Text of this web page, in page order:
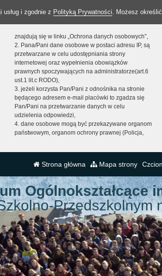
i zgodnie z Polityką Prywatności. Możesz
znajdują się w linku „Ochrona danych osobowych”,
2. Pana/Pani dane osobowe w postaci adresu IP, są
przetwarzane w celu udostępniania strony
internetowej oraz wypełnienia obowiązków
prawnych spoczywających na administratorze(art.6
ust.1 lit.c RODO),
3. jeżeli korzysta Pan/Pani z odnośnika na stronie
będącego adresem e-mail placówki to zgadza się
Pan/Pani na przetwarzanie danych w celu
udzielenia odpowiedzi,
4. dane osobowe mogą być przekazywane organom
państwowym, organom ochrony prawnej (Policja,
Strona główna Mapa strony
Ogólnokształcące
Przedszkolnym